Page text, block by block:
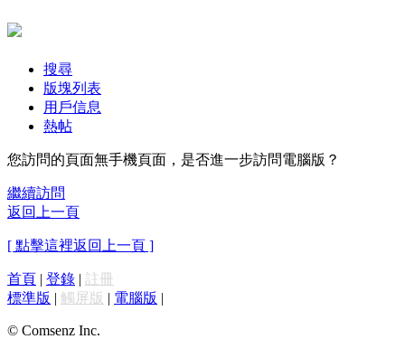
搜尋
版塊列表
用戶信息
熱帖
您訪問的頁面無手機頁面，是否進一步訪問電腦版？
繼續訪問
返回上一頁
[ 點擊這裡返回上一頁 ]
首頁 | 登錄 | 註冊
標準版 | 觸屏版 | 電腦版 |
© Comsenz Inc.